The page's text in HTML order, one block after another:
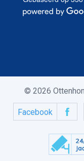
© 2026
Facebook